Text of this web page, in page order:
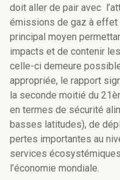
doit aller de pair avec
émissions de gaz à effet
principal moyen
impacts et de contenir
celle-ci demeure
appropriée, le rapport
la seconde moitié du
en termes de sécurité
basses latitudes), de
pertes importantes au
services
l’économie mondiale.